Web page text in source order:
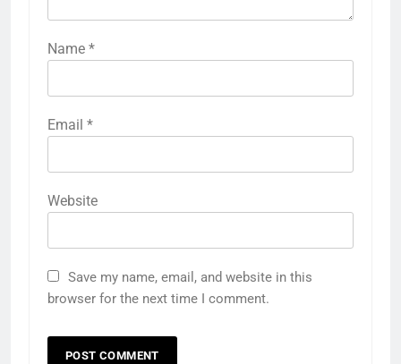
Name *
Email *
Website
Save my name, email, and website in this
browser for the next time I comment.